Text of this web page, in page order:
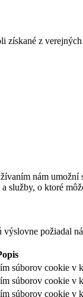
získané z
nám
služby, o ktoré
požiadal
súborov cookie v
súborov cookie v
súborov cookie v